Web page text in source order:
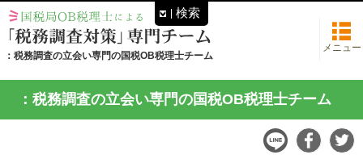
：税務調査の立会い専門の国税OB税理士チーム
メニュー
：税務調査の立会い専門の国税OB税理士チーム
検索